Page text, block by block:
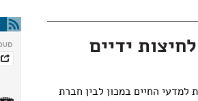
ידיים
למדעי החיים במכון לבין חברת